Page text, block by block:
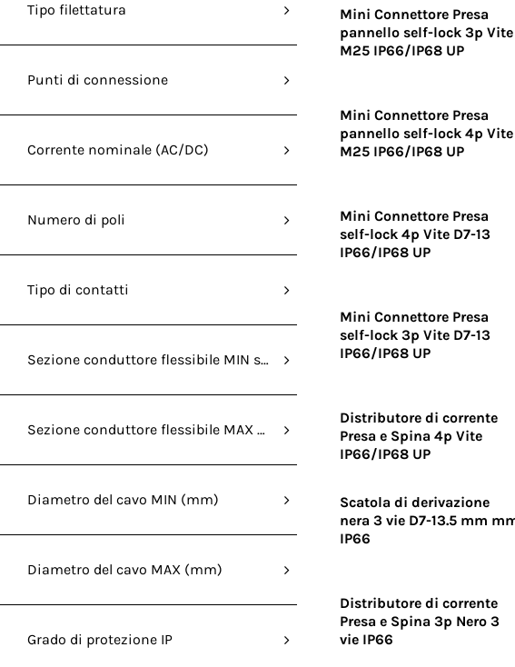
Tipo filettatura
Punti di connessione
Corrente nominale (AC/DC)
Numero di poli
Tipo di contatti
Sezione conduttore flessibile MIN senza capocorda (mm²)
Sezione conduttore flessibile MAX senza capocorda (mm²)
Diametro del cavo MIN (mm)
Diametro del cavo MAX (mm)
Grado di protezione IP
Mini Connettore Presa
pannello self-lock 3p Vite
M25 IP66/IP68 UP
Mini Connettore Presa
pannello self-lock 4p Vite
M25 IP66/IP68 UP
Mini Connettore Presa
self-lock 4p Vite D7-13
IP66/IP68 UP
Mini Connettore Presa
self-lock 3p Vite D7-13
IP66/IP68 UP
Distributore di corrente
Presa e Spina 4p Vite
IP66/IP68 UP
Scatola di derivazione
nera 3 vie D7-13.5 mm
IP66
Distributore di corrente
Presa e Spina 3p Nero 3
vie IP66